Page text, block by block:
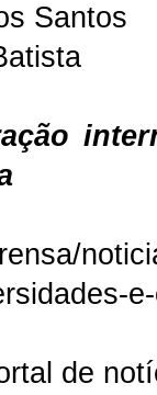
Santos
de